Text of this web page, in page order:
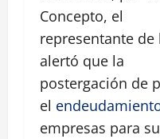
Concepto, el
representante de
alertó que la
postergación de
el
empresas para